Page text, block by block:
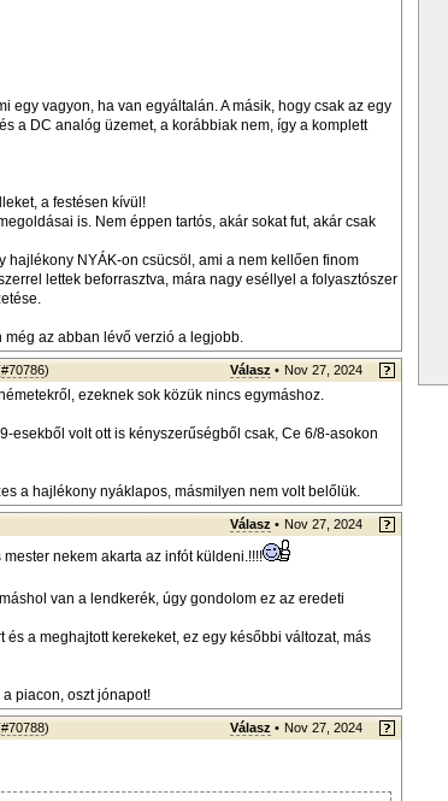
egy vagyon, ha van egyáltalán. A másik, hogy csak az egy
a DC analóg üzemet, a korábbiak nem, így a komplett
a festésen kívül!
is. Nem éppen tartós, akár sokat fut, akár csak
hajlékony NYÁK-on csücsöl, ami a nem kellően finom
lettek beforrasztva, mára nagy eséllyel a folyasztószer
még az abban lévő verzió a legjobb.
#70786) Válasz • Nov 27, 2024
ezeknek sok közük nincs egymáshoz.
esekből volt ott is kényszerűségből csak, Ce 6/8-asokon
a hajlékony nyáklapos, másmilyen nem volt belőlük.
Válasz • Nov 27, 2024
nekem akarta az infót küldeni.!!!!
van a lendkerék, úgy gondolom ez az eredeti
a meghajtott kerekeket, ez egy későbbi változat, más
piacon, oszt jónapot!
#70788) Válasz • Nov 27, 2024